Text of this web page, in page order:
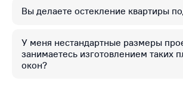
Вы делаете остекление квартиры
У меня нестандартные размеры
занимаетесь изготовлением таких
окон?